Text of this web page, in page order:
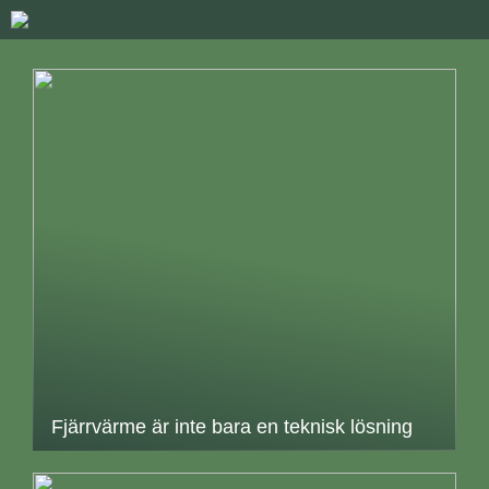
Fjärrvärme är inte bara en teknisk lösning